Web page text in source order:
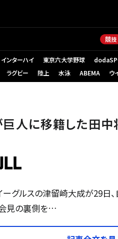
競技
インターハイ 東京六大学野球 （新しい
ラグビー 陸上 水泳 ABEMA ウ
人に移籍した田中
グルスの津留崎大成が29日、
見の裏側を…